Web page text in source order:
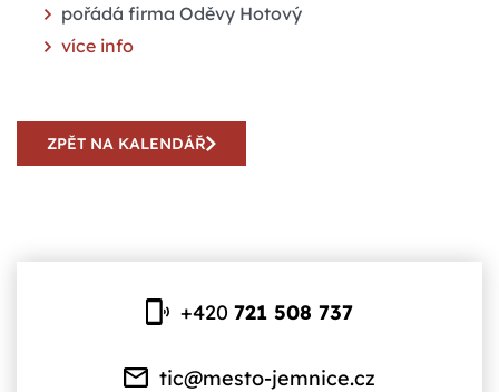
pořádá firma Oděvy Hotový
více info
ZPĚT NA KALENDÁŘ
+420721 508 737
tic@mesto-jemnice.cz